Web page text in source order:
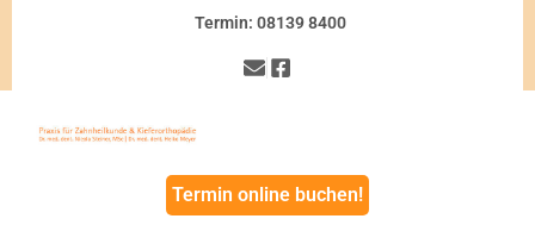
Termin: 08139 8400
Termin online buchen!